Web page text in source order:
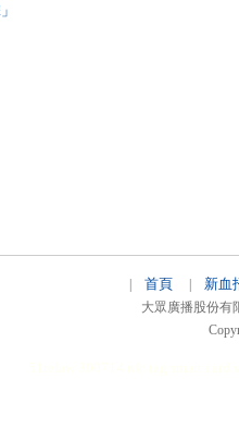
| 首頁| 新血
大眾廣播股份有